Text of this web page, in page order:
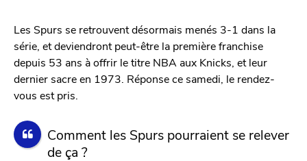
Les Spurs se retrouvent désormais menés 3-1 dans la
série, et deviendront peut-être la première franchise
depuis 53 ans à offrir le titre NBA aux Knicks, et leur
dernier sacre en 1973. Réponse ce samedi, le rendez-
vous est pris.
Comment les Spurs pourraient se relever
de ça ?